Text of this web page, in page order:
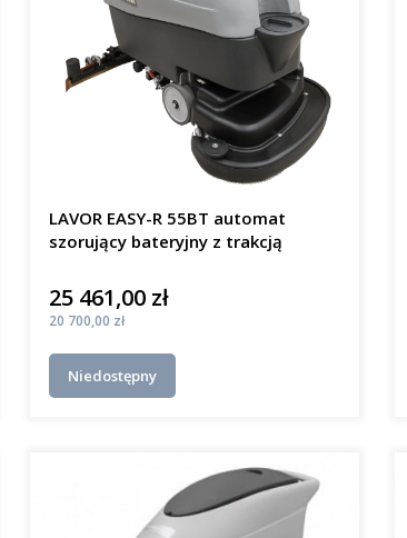
LAVOR EASY-R 55BT automat
szorujący bateryjny z trakcją
Cena
25 461,00 zł
Cena
20 700,00 zł
Niedostępny